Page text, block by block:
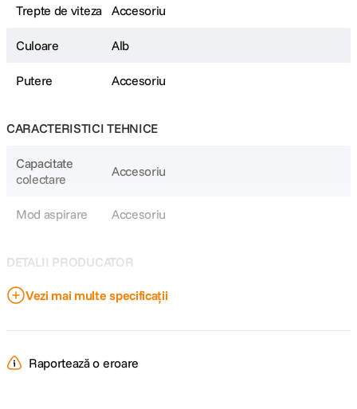
Trepte de viteza Accesoriu
Culoare Alb
Putere Accesoriu
CARACTERISTICI TEHNICE
Capacitate
colectare
Accesoriu
Mod aspirare Accesoriu
DETALII PRODUCATOR
Cod producator 9FWAR031100
Vezi mai multe specificații
Raportează o eroare